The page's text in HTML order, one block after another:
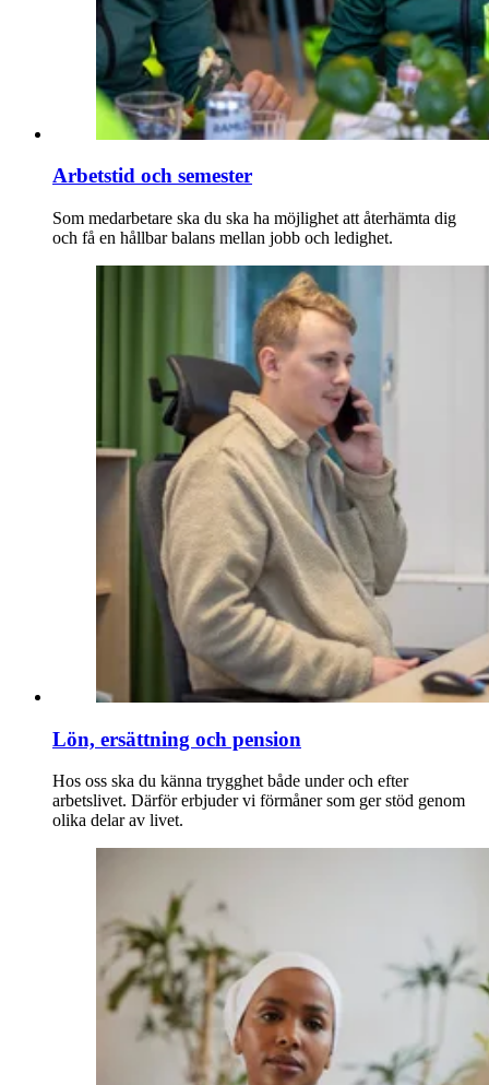
Arbetstid och semester
Som medarbetare ska du ska ha möjlighet att återhämta dig
och få en hållbar balans mellan jobb och ledighet.
Lön, ersättning och pension
Hos oss ska du känna trygghet både under och efter
arbetslivet. Därför erbjuder vi förmåner som ger stöd genom
olika delar av livet.